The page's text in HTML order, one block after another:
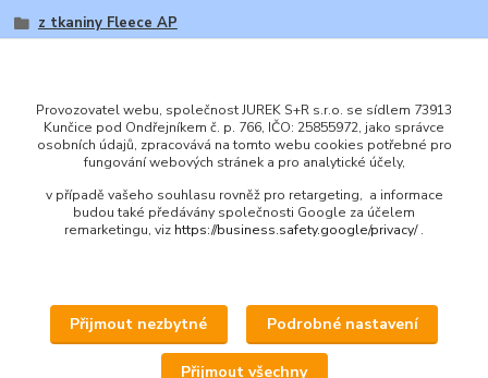
z tkaniny Fleece AP
ENGLISH
© 2016 JUREK S+R s.r.o., IČ 25855972
Upravit sběr cookies.
Provozovatel webu, společnost JUREK S+R s.r.o. se sídlem 73913
Kunčice pod Ondřejníkem č. p. 766, IČO: 25855972, jako správce
osobních údajů, zpracovává na tomto webu cookies potřebné pro
fungování webových stránek a pro analytické účely,
v případě vašeho souhlasu rovněž pro retargeting, a informace
budou také předávány společnosti Google za účelem
remarketingu, viz https://business.safety.google/privacy/.
Přijmout nezbytné Podrobné nastavení
Přijmout všechny